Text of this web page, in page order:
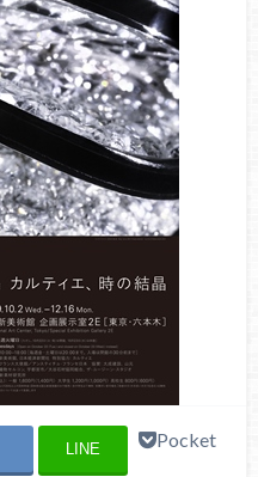
LINE Pocket